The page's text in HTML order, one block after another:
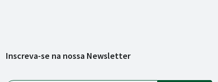
Inscreva-se na nossa Newsletter